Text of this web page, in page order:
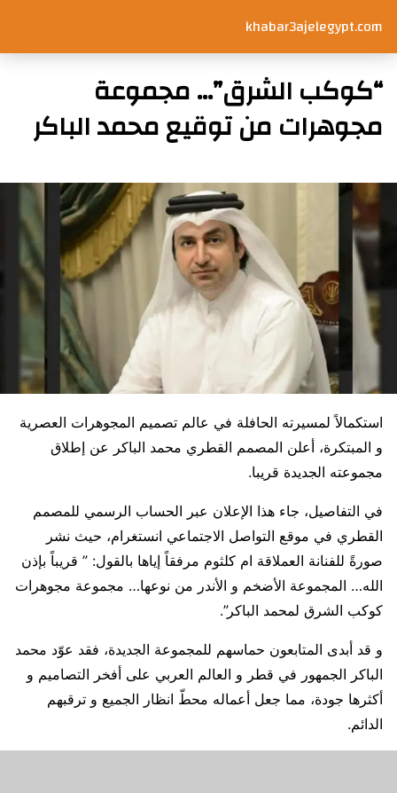
khabar3ajelegypt.com
“كوكب الشرق”… مجموعة
مجوهرات من توقيع محمد الباكر
استكمالاً لمسيرته الحافلة في عالم تصميم المجوهرات العصرية
و المبتكرة، أعلن المصمم القطري محمد الباكر عن إطلاق
مجموعته الجديدة قريبا.
في التفاصيل، جاء هذا الإعلان عبر الحساب الرسمي للمصمم
القطري في موقع التواصل الاجتماعي انستغرام، حيث نشر
صورةً للفنانة العملاقة ام كلثوم مرفقاً إياها بالقول: ” قريباً بإذن
الله… المجموعة الأضخم و الأندر من نوعها… مجموعة مجوهرات
كوكب الشرق لمحمد الباكر”.
و قد أبدى المتابعون حماسهم للمجموعة الجديدة، فقد عوّد محمد
الباكر الجمهور في قطر و العالم العربي على أفخر التصاميم و
أكثرها جودة، مما جعل أعماله محطّ انظار الجميع و ترقبهم
الدائم.